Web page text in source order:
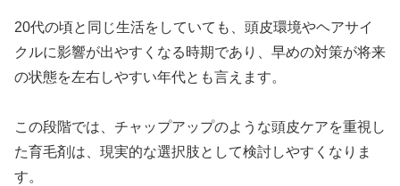
20代の頃と同じ生活をしていても、頭皮環境やヘアサイ
クルに影響が出やすくなる時期であり、早めの対策が将来
の状態を左右しやすい年代とも言えます。
この段階では、チャップアップのような頭皮ケアを重視し
た育毛剤は、現実的な選択肢として検討しやすくなりま
す。